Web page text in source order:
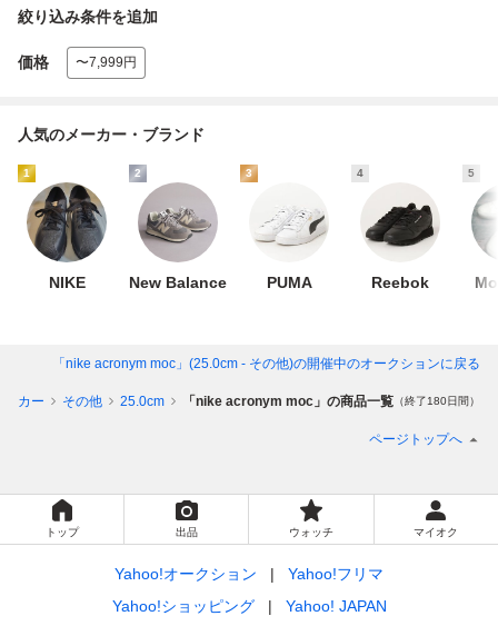
絞り込み条件を追加
価格 〜7,999円
人気のメーカー・ブランド
1
NIKE
2
New Balance
3
PUMA
4
Reebok
5
「nike acronym moc」(25.0cm - その他)の開催中のオークションに戻る
ーカー その他 25.0cm 「nike acronym moc」の商品一覧 （終了180日間）
ページトップへ
トップ 出品 ウォッチ マイオク
Yahoo!オークション
Yahoo!フリマ
Yahoo!ショッピング
Yahoo! JAPAN